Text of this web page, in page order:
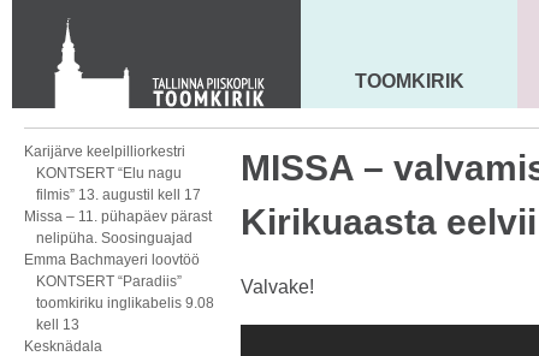
KONTAKT
Toom-Kooli 6, 10130 TALLINN
tallinna.toom@eelk.ee
MAARJA KIRIK
TOOMKIRIK
Karijärve keelpilliorkestri
KONTSERT “Elu nagu
filmis” 13. augustil kell 17
Missa – 11. pühapäev pärast
nelipüha. Soosinguajad
Emma Bachmayeri loovtöö
KONTSERT “Paradiis”
toomkiriku inglikabelis 9.08
kell 13
Kesknädala
MISSA –
Kirikuaasta
Valvake!